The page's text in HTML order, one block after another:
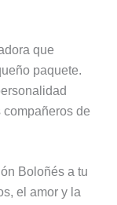
que
paquete.
de
Boloñés a tu
el amor y la